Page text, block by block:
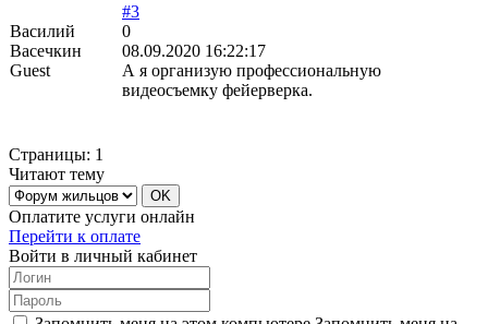
Василий
Васечкин
Guest
#3
0
08.09.2020 16:22:17
А я организую профессиональную
видеосъемку фейерверка.
Страницы: 1
Читают тему
Оплатите услуги онлайн
Перейти к оплате
Войти в личный кабинет